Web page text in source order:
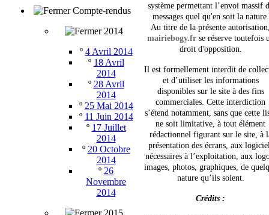
Compte-rendus
2014
º 4 Avril 2014
º 18 Avril
2014
º 28 Avril
2014
º 25 Mai 2014
º 11 Juin 2014
º 17 Juillet
2014
º 20 Octobre
2014
º 26
Novembre
2014
2015
système permettant l’envoi massif
messages quel qu'en soit la nature.
Au titre de la présente
mairiebogy.frse réserve toutefois
droit d'opposition.
Il est formellement interdit de
et d’utiliser les informations
disponibles sur le site à des fins
commerciales. Cette interdiction
s’étend notamment, sans que cette
ne soit limitative, à tout élément
rédactionnel figurant sur le site, à
présentation des écrans, aux
nécessaires à l’exploitation, aux
images, photos, graphiques, de
nature qu’ils soient.
Crédits :